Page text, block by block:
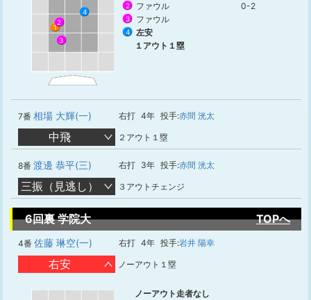
1
2
3
4
2 ファウル 0-2
3 ファウル
4
左安
１アウト１塁
7番 相場 大輝(一) 右打 4年 投手:赤間 洸太
中飛 ２アウト１塁
8番 渡邊 恭平(三) 右打 3年 投手:赤間 洸太
三振（見逃し） ３アウトチェンジ
6回裏 学院大 TOPへ
4番 佐藤 琳空(一) 右打 4年 投手:岩井 陽幸
右安 ノーアウト１塁
ノーアウト走者なし